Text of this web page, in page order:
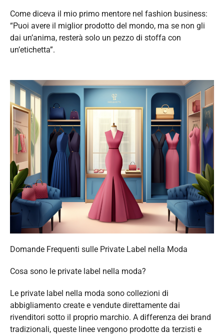
Come diceva il mio primo mentore nel fashion business:
“Puoi avere il miglior prodotto del mondo, ma se non gli
dai un’anima, resterà solo un pezzo di stoffa con
un’etichetta”.
Domande Frequenti sulle Private Label nella Moda
Cosa sono le private label nella moda?
Le private label nella moda sono collezioni di
abbigliamento create e vendute direttamente dai
rivenditori sotto il proprio marchio. A differenza dei brand
tradizionali, queste linee vengono prodotte da terzisti e